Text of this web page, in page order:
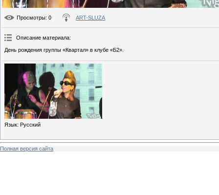
Просмотры: 0 ART-SLUZA
Описание материала:
День рождения группы «Квартал» в клубе «Б2».
Язык: Русский
Полная версия сайта